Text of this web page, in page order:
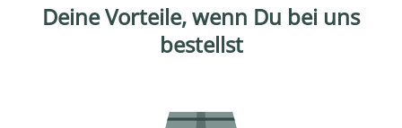
Deine Vorteile, wenn Du bei uns
bestellst